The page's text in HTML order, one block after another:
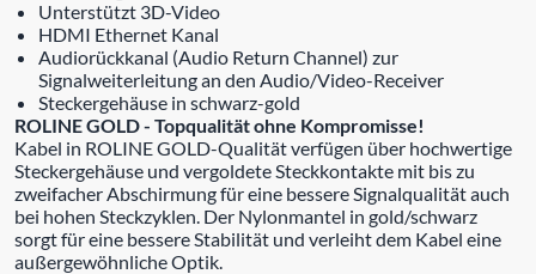
Unterstützt 3D-Video
HDMI Ethernet Kanal
Audiorückkanal (Audio Return Channel) zur
Signalweiterleitung an den Audio/Video-Receiver
Steckergehäuse in schwarz-gold
ROLINE GOLD - Topqualität ohne Kompromisse!
Kabel in ROLINE GOLD-Qualität verfügen über hochwertige
Steckergehäuse und vergoldete Steckkontakte mit bis zu
zweifacher Abschirmung für eine bessere Signalqualität auch
bei hohen Steckzyklen. Der Nylonmantel in gold/schwarz
sorgt für eine bessere Stabilität und verleiht dem Kabel eine
außergewöhnliche Optik.